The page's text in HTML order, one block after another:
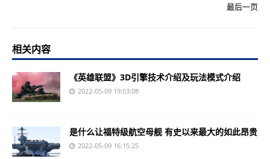
最后一页
相关内容
《英雄联盟》3D引擎技术介绍及玩法模式介绍
2022-05-09 19:03:08
是什么让福特级航空母舰 有史以来最大的如此昂贵
2022-05-09 16:15:25